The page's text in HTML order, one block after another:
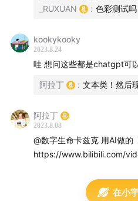
邀请AI入会，ta给你一
29:03 用AI帮自己聊tinder（？
快速学习一个新概念：
且完全不油不爹！
31:28 微信浮窗了800篇公众号
「会读」：通过微信一键转
摘要，还能自动收藏至app
mp.weixin.qq.com
_RUXUAN
: 色彩测试
kookykooky
2023.8.24
哇 想问这些都是chatgpt可
阿拉丁 : 文本类！然后
阿拉丁
2023.8.08
@数字生命卡兹克 用AI做的《流浪地球3》预告片👀👉
https://www.bilibili.com/
在小